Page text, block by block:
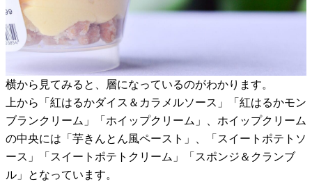
横から見てみると、層になっているのがわかります。
上から「紅はるかダイス＆カラメルソース」「紅はるかモン
ブランクリーム」「ホイップクリーム」、ホイップクリーム
の中央には「芋きんとん風ペースト」、「スイートポテトソ
ース」「スイートポテトクリーム」「スポンジ＆クランブ
ル」となっています。